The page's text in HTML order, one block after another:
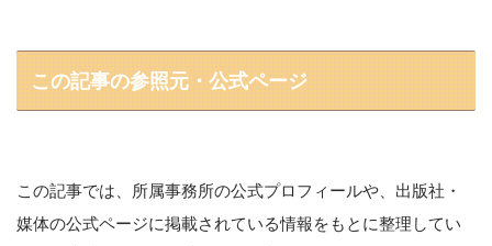
この記事の参照元・公式ページ
この記事では、所属事務所の公式プロフィールや、出版社・
媒体の公式ページに掲載されている情報をもとに整理してい